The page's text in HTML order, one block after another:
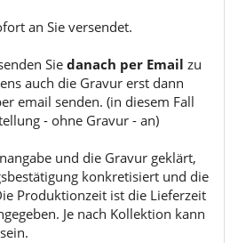
an Sie versendet.
Sie danach per Email zu
auch die Gravur erst dann
email senden. (in diesem Fall
- ohne Gravur - an)
und die Gravur geklärt,
konkretisiert und die
Produktionzeit ist die Lieferzeit
Je nach Kollektion kann